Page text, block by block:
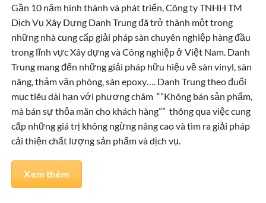
Gần 10 năm hình thành và phát triển, Công ty TNHH TM
Dịch Vụ Xây Dựng Danh Trung đã trở thành một trong
những nhà cung cấp giải pháp sàn chuyên nghiệp hàng đầu
trong lĩnh vực Xây dựng và Công nghiệp ở Việt Nam. Danh
Trung mang đến những giải pháp hữu hiệu về sàn vinyl, sàn
nâng, thảm văn phòng, sàn epoxy…. Danh Trung theo đuổi
mục tiêu dài hạn với phương châm “”Không bán sản phẩm,
mà bán sự thỏa mãn cho khách hàng”” thông qua việc cung
cấp những giá trị không ngừng nâng cao và tìm ra giải pháp
cải thiện chất lượng sản phẩm và dịch vụ.
Xem thêm